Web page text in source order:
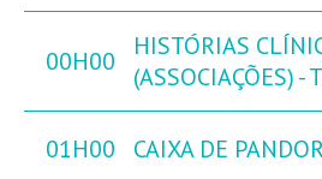
00H00
HISTÓRIAS
(ASSOCIAÇÕES) -
01H00 CAIXA DE